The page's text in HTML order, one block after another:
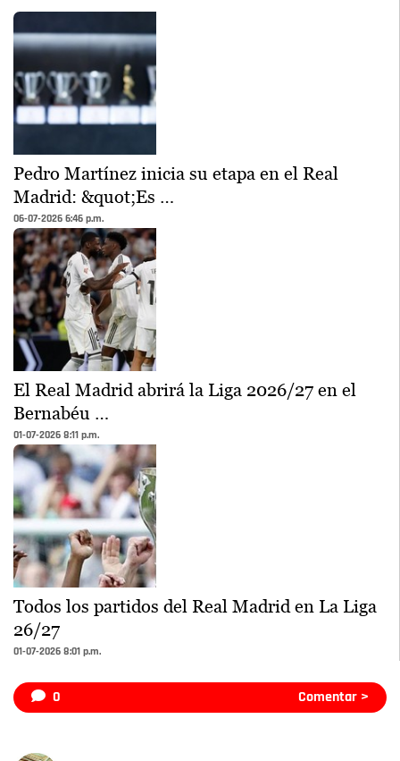
Pedro Martínez inicia su etapa en el Real
Madrid: &quot;Es …
06-07-2026 6:46 p.m.
El Real Madrid abrirá la Liga 2026/27 en el
Bernabéu …
01-07-2026 8:11 p.m.
Todos los partidos del Real Madrid en La Liga
26/27
01-07-2026 8:01 p.m.
0 Comentar >